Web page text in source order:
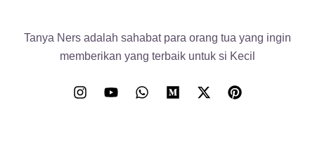
Tanya Ners adalah sahabat para orang tua yang ingin
memberikan yang terbaik untuk si Kecil